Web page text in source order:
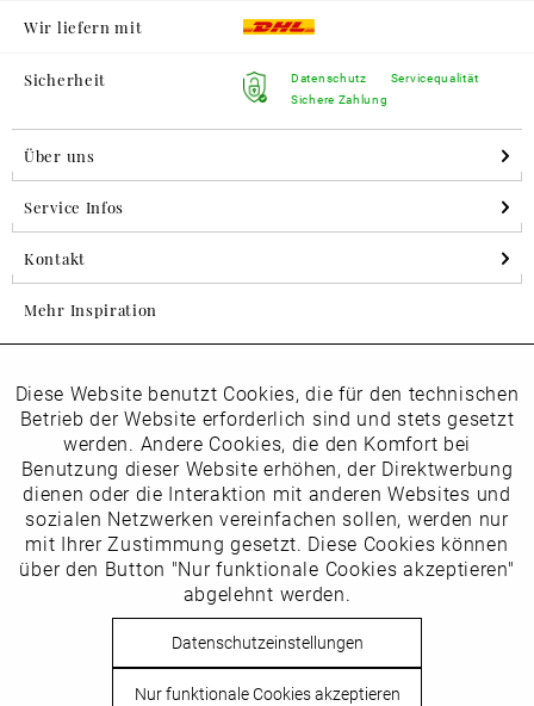
Wir liefern mit
Sicherheit
Datenschutz
Sichere Zahlung
Servicequalität
Über uns
Service Infos
Kontakt
Mehr Inspiration
Folgen Sie uns auf Instagram
horsch_schuhe
Newsletter
Datenschutzbestimmungenhabe ich zur Kenntnis
vom Newsletter abmelden.
Funktionale Aktiv
Marketing Inaktiv
Tracking Inaktiv
Inaktiv
Diese Website benutzt Cookies, die für den technischen
Betrieb der Website erforderlich sind und stets gesetzt
werden. Andere Cookies, die den Komfort bei
Benutzung dieser Website erhöhen, der Direktwerbung
dienen oder die Interaktion mit anderen Websites und
sozialen Netzwerken vereinfachen sollen, werden nur
mit Ihrer Zustimmung gesetzt. Diese Cookies können
über den Button "Nur funktionale Cookies akzeptieren"
abgelehnt werden.
Datenschutzeinstellungen
Nur funktionale Cookies akzeptieren